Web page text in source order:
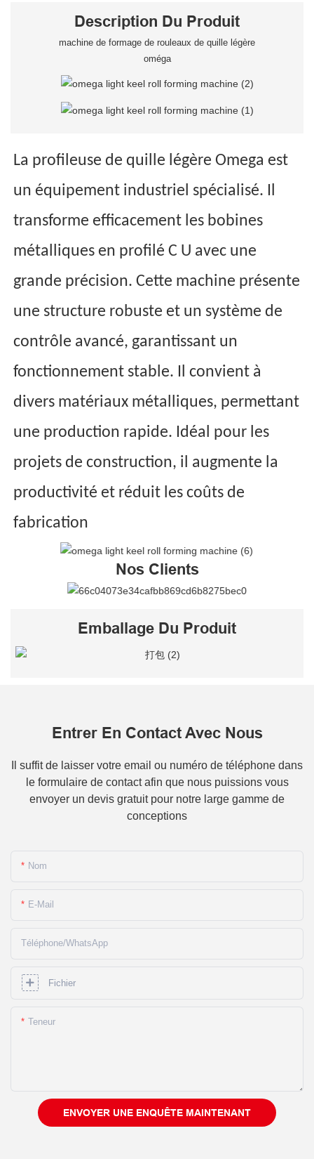
Description Du Produit
machine de formage de rouleaux de quille légère
oméga
La profileuse de quille légère Omega est
un équipement industriel spécialisé. Il
transforme efficacement les bobines
métalliques en profilé C U avec une
grande précision. Cette machine présente
une structure robuste et un système de
contrôle avancé, garantissant un
fonctionnement stable. Il convient à
divers matériaux métalliques, permettant
une production rapide. Idéal pour les
projets de construction, il augmente la
productivité et réduit les coûts de
fabrication
Nos Clients
Emballage Du Produit
Entrer En Contact Avec Nous
Il suffit de laisser votre email ou numéro de téléphone dans
le formulaire de contact afin que nous puissions vous
envoyer un devis gratuit pour notre large gamme de
conceptions
Nom
E-Mail
Téléphone/WhatsApp
Fichier
Teneur
ENVOYER UNE ENQUÊTE MAINTENANT